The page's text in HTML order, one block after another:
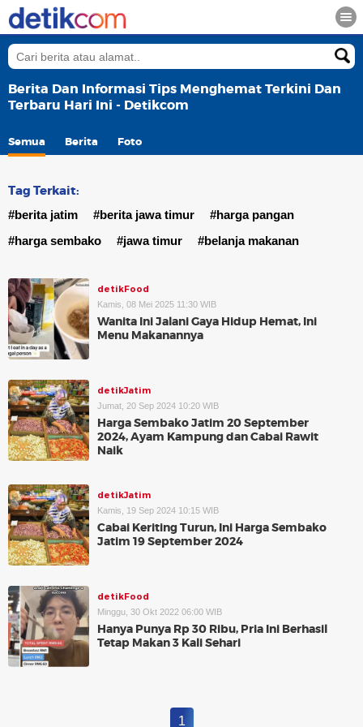
Berita Dan Informasi Tips Menghemat Terkini Dan
Terbaru Hari Ini - Detikcom
Semua Berita Foto
Tag Terkait:
#berita jatim #berita jawa timur
#harga pangan
#harga sembako
#jawa timur #belanja makanan
detikFood
Kamis, 08 Mei 2025 11:30 WIB
Wanita Ini Jalani Gaya Hidup Hemat, Ini
Menu Makanannya
detikJatim
Jumat, 20 Sep 2024 10:20 WIB
Harga Sembako Jatim 20 September
2024, Ayam Kampung dan Cabai Rawit
Naik
detikJatim
Kamis, 19 Sep 2024 10:15 WIB
Cabai Keriting Turun, Ini Harga Sembako
Jatim 19 September 2024
detikFood
Minggu, 30 Okt 2022 06:00 WIB
Hanya Punya Rp 30 Ribu, Pria Ini Berhasil
Tetap Makan 3 Kali Sehari
1